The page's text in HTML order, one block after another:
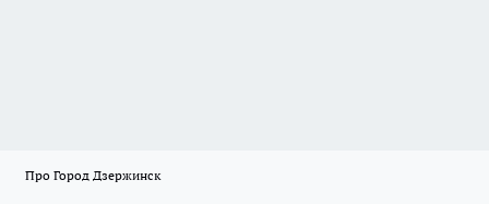
Про Город Дзержинск